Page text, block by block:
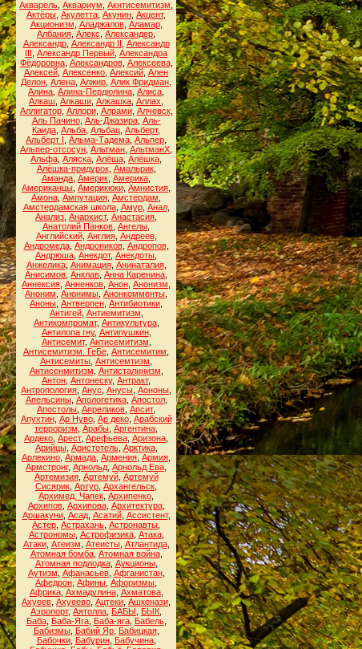
Акварель Аквариум Акнтисемитизм
Актёры Акулетта Акунин Акцент,
Акционизм Аладжалов, Аламар,
Албания Алекс Александер
Александр, Александр II Александр
III Александр Первый Александра
Фёдоровна, Александров, Алексеева,
Алексей Алексенко Алексий Ален
Делон Алена Алжир Алик Фридман
Алина Алина-Пердюлина Алиса
Алкаш Алкаши Алкашка Аллах
Аллигатор, Аллори, Алрами, Алчевск,
Аль Пачино, Аль-Джазира, Аль-
Каида Альба Альбац Альберт,
Альберт I Альма-Тадема Альпер
Альпер-отсосун Альтман АльтманХ
Альфа Аляска Алёша Алёшка
Алёшка-придурок, Амальрик,
Аманда Америк Америка
Американцы Америкюки Амнистия
Амона Ампутация Амстердам
Амстердамская школа, Амур, Анал,
Анализ Анархист, Анастасия
Анатолий Панков Ангелы
Английский, Англия, Андреев,
Андромеда, Андроников, Андропов,
Андрюша Анекдот, Анекдоты
Анжелика, Анимация, Анинаталия,
Анисимов Анклав Анна Каренина
Аннексия Анненков Анон Анонизм
Аноним Анонимы Анонкомменты
Аноны Антверпен Антибиотики
Антигей, Антиемитизм
Антикомпромат, Антикультура,
Антилопа гну, Антипушкин,
Антисемит, Антисемитизм
Антисемитизм. ГеБе Антисемитим
Антисемиты Антисемтизм
Антисенмитизм Антисталинизм
Антон Антонеску, Антракт,
Антропология Анус Анусы Аононы
Апельсины, Апологетика, Апостол,
Апостолы Апреликов Апсит,
Апухтин, Ар Нуво, Ар деко, Арабский
терроризм Арабы Аргентина
Ардеко Арест, Арефьева Аризона
Арийцы, Аристотель, Арктика,
Арлекино Армада Армения Армия
Армстронг, Арнольд Арнольд Ева
Артемизия, Артемуй, Артемуй
Сисярик Артур Архангельск
Архимед. Чапек Архипенко
Архипов, Архипова, Архитектура,
Аршакуни, Асад, Асатий, Ассистент,
Астер Астрахань Астронавты
Астрономы, Астрофизика, Атака,
Атаки, Атеизм Атеисты, Атлантида,
Атомная бомба, Атомная война,
Атомная подлодка, Аукционы,
Аутизм Афанасьев, Афганистан,
Афедрон Афины Афоризмы
Африка, Ахмадулина, Ахматова,
Ахуеев Ахуеево Ацтеки Ашкенази
Аэропорт, Аятолла БАБЫ БЫК
Баба, Баба-Яга, Баба-яга, Бабель,
Бабизмы, Бабий Яр, Бабицкая,
Бабочки, Бабурин, Бабучина,